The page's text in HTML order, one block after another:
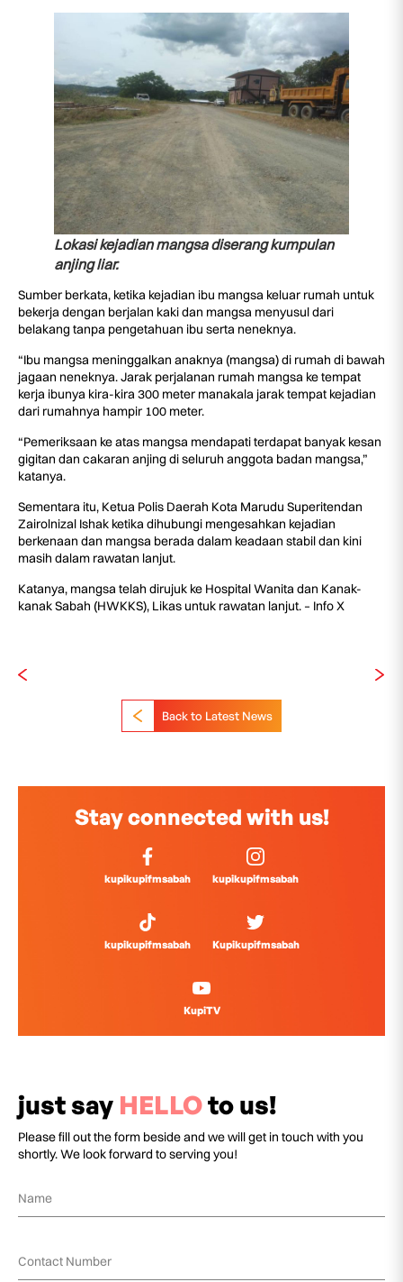
Lokasi kejadian mangsa diserang kumpulan
anjing liar.
Sumber berkata, ketika kejadian ibu mangsa keluar rumah untuk
bekerja dengan berjalan kaki dan mangsa menyusul dari
belakang tanpa pengetahuan ibu serta neneknya.
“Ibu mangsa meninggalkan anaknya (mangsa) di rumah di bawah
jagaan neneknya. Jarak perjalanan rumah mangsa ke tempat
kerja ibunya kira-kira 300 meter manakala jarak tempat kejadian
dari rumahnya hampir 100 meter.
“Pemeriksaan ke atas mangsa mendapati terdapat banyak kesan
gigitan dan cakaran anjing di seluruh anggota badan mangsa,”
katanya.
Sementara itu, Ketua Polis Daerah Kota Marudu Superitendan
Zairolnizal Ishak ketika dihubungi mengesahkan kejadian
berkenaan dan mangsa berada dalam keadaan stabil dan kini
masih dalam rawatan lanjut.
Katanya, mangsa telah dirujuk ke Hospital Wanita dan Kanak-
kanak Sabah (HWKKS), Likas untuk rawatan lanjut. – Info X
Back to Latest News
Stay connected with us!
kupikupifmsabah kupikupifmsabah
kupikupifmsabah Kupikupifmsabah
KupiTV
just say HELLOto us!
Please fill out the form beside and we will get in touch with you
shortly. We look forward to serving you!